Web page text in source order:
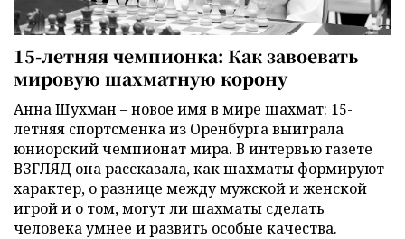
15-летняя чемпионка: Как завоевать
мировую шахматную корону
Анна Шухман – новое имя в мире шахмат: 15-
летняя спортсменка из Оренбурга выиграла
юниорский чемпионат мира. В интервью газете
ВЗГЛЯД она рассказала, как шахматы формируют
характер, о разнице между мужской и женской
игрой и о том, могут ли шахматы сделать
человека умнее и развить особые качества.